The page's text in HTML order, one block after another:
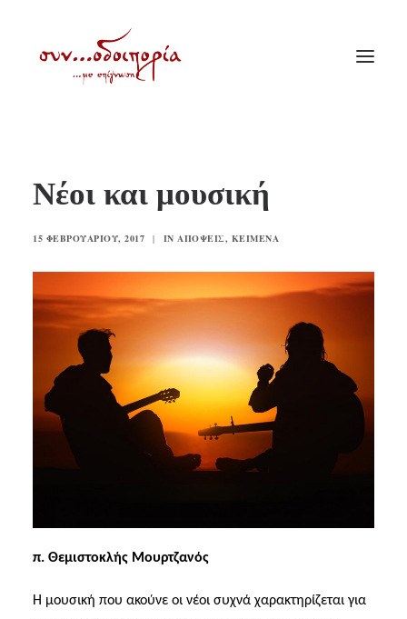
ΘΕΜΑΤΟΛΟΓΙΑ
ΕΥΑΓΓΕΛΙΣΤΡΙΑ ΠΕΙΡΑΙΏΣ
VIDEO
ΠΑΛΑΙΑ ΣΥΝΟΔΟΙΠΟΡΙΑ
ΕΠΙΚΟΙΝΩΝΙΑ
SEARCH
Νέοι και μουσική
15 ΦΕΒΡΟΥΑΡΊΟΥ, 2017 | IN ΑΠΌΨΕΙΣ, ΚΕΊΜΕΝΑ
π. Θεμιστοκλής Μουρτζανός
Η μουσική που ακούνε οι νέοι συχνά χαρακτηρίζεται για